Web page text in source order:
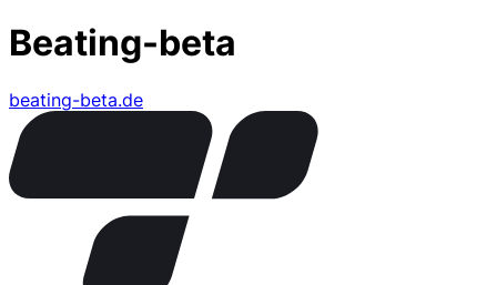
Beating-beta
beating-beta.de